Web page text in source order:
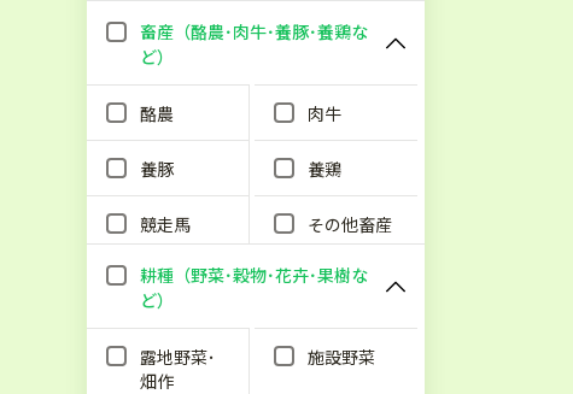
畜産（酪農･肉牛･養豚･養鶏な
ど）
酪農 肉牛
養豚 養鶏
競走馬 その他畜産
耕種（野菜･穀物･花卉･果樹な
ど）
露地野菜･
畑作
施設野菜